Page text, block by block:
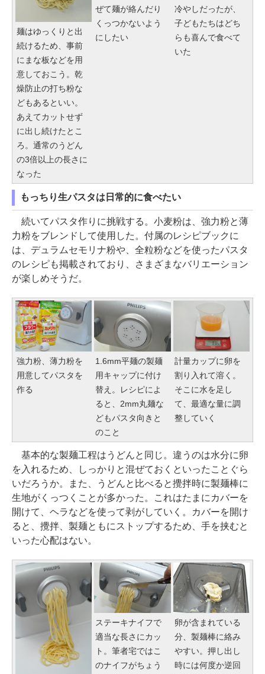
麺はゆっくりと出
続けるため、事前
にまな板などを用
意しておこう。乾
燥防止の打ち粉な
どもあるといい。
あえてカットせず
に出し続けたとこ
ろ。通常のうどん
の3倍以上の長さに
なった
ぜて麺が絡んだり
くっつかないよう
にしたい
冷やしだったが、
子どもたちはどち
らも喜んで食べて
いた
もっちり生パスタは日常的に食べたい
続いてパスタ作りに挑戦する。小麦粉は、強力粉と薄
力粉をブレンドして使用した。付属のレシピブックに
は、デュラムセモリナ粉や、全粒粉などを使ったパスタ
のレシピも掲載されており、さまざまなバリエーション
が楽しめそうだ。
強力粉、薄力粉を
用意してパスタを
作る
1.6mm平麺の製麺
用キャップに付け
替え。レシピによ
ると、2mm丸麺な
どもパスタ向きと
のこと
計量カップに卵を
割り入れて溶く。
そこに水を足し
て、最適な量に調
整していく
基本的な製麺工程はうどんと同じ。違うのは水分に卵
を入れるため、しっかりと混ぜておくといったことぐら
いだろうか。また、うどんと比べると攪拌時に製麺棒に
生地がくっつくことが多かった。これはたまにカバーを
開けて、ヘラなどを使って剥がしていく。カバーを開け
ると、攪拌、製麺ともにストップするため、手を挟むと
いった心配はない。
ステーキナイフで
適当な長さにカッ
ト。筆者宅ではこ
のナイフがちょう
卵が含まれている
分、製麺棒に絡み
やすい。押し出し
時には何度か逆回